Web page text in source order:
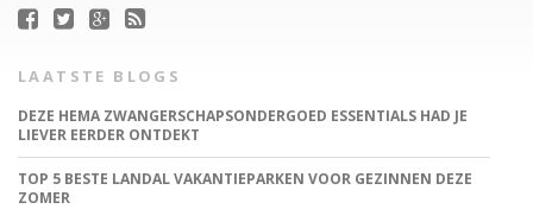
LAATSTE BLOGS
DEZE HEMA ZWANGERSCHAPSONDERGOED ESSENTIALS HAD JE
LIEVER EERDER ONTDEKT
TOP 5 BESTE LANDAL VAKANTIEPARKEN VOOR GEZINNEN DEZE
ZOMER